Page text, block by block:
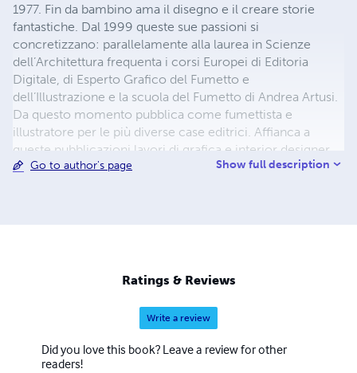
1977. Fin da bambino ama il disegno e il creare storie
fantastiche. Dal 1999 queste sue passioni si
concretizzano: parallelamente alla laurea in Scienze
dell’Architettura frequenta i corsi Europei di Editoria
Digitale, di Esperto Grafico del Fumetto e
dell’Illustrazione e la scuola del Fumetto di Andrea Artusi.
Da questo momento pubblica come fumettista e
illustratore per le più diverse case editrici. Affianca a
queste pubblicazioni lavori di grafica e interior designer.
Go to author's page Show full description
Ratings & Reviews
Write a review
Did you love this book? Leave a review for other
readers!